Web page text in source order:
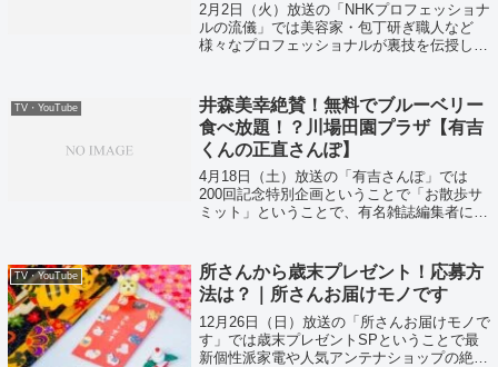
2月2日（火）放送の「NHKプロフェッショナ
ルの流儀」では美容家・包丁研ぎ職人など
様々なプロフェッショナルが裏技を伝授して
TV・YouTube
井森美幸絶賛！無料でブルーベリー
食べ放題！？川場田園プラザ【有吉
くんの正直さんぽ】
4月18日（土）放送の「有吉さんぽ」では
200回記念特別企画ということで「お散歩サ
ミット」ということで、有名雑誌編集者に有
TV・YouTube
所さんから歳末プレゼント！応募方
法は？｜所さんお届けモノです
12月26日（日）放送の「所さんお届けモノで
す」では歳末プレゼントSPということで最
新個性派家電や人気アンテナショップの絶品